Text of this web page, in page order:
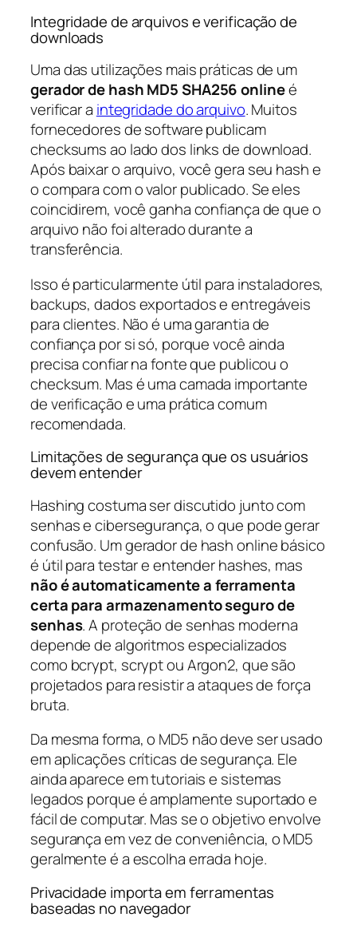
Integridade de arquivos e verificação de
downloads
Uma das utilizações mais práticas de um
gerador de hash MD5 SHA256 onlineé
verificar a integridade do arquivo. Muitos
fornecedores de software publicam
checksums ao lado dos links de download.
Após baixar o arquivo, você gera seu hash e
o compara com o valor publicado. Se eles
coincidirem, você ganha confiança de que o
arquivo não foi alterado durante a
transferência.
Isso é particularmente útil para instaladores,
backups, dados exportados e entregáveis
para clientes. Não é uma garantia de
confiança por si só, porque você ainda
precisa confiar na fonte que publicou o
checksum. Mas é uma camada importante
de verificação e uma prática comum
recomendada.
Limitações de segurança que os usuários
devem entender
Hashing costuma ser discutido junto com
senhas e cibersegurança, o que pode gerar
confusão. Um gerador de hash online básico
é útil para testar e entender hashes, mas
não é automaticamente a ferramenta
certa para armazenamento seguro de
senhas. A proteção de senhas moderna
depende de algoritmos especializados
como bcrypt, scrypt ou Argon2, que são
projetados para resistir a ataques de força
bruta.
Da mesma forma, o MD5 não deve ser usado
em aplicações críticas de segurança. Ele
ainda aparece em tutoriais e sistemas
legados porque é amplamente suportado e
fácil de computar. Mas se o objetivo envolve
segurança em vez de conveniência, o MD5
geralmente é a escolha errada hoje.
Privacidade importa em ferramentas
baseadas no navegador